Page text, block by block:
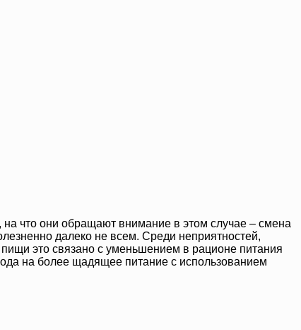
что они обращают внимание в этом случае – смена
далеко не всем. Среди неприятностей,
это связано с уменьшением в рационе питания
на более щадящее питание с использованием